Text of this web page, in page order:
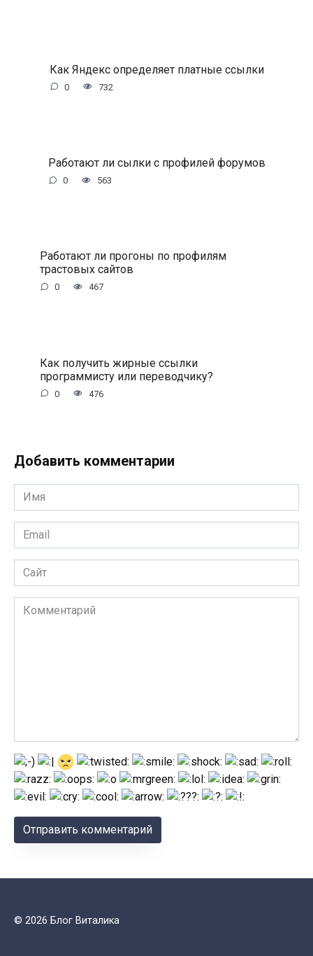
Как Яндекс определяет платные ссылки
0 732
Работают ли сылки с профилей форумов
0 563
Работают ли прогоны по профилям
трастовых сайтов
0 467
Как получить жирные ссылки
программисту или переводчику?
0 476
Добавить комментарии
Имя
*
Email
*
Сайт
Комментарий
© 2026 Блог Виталика